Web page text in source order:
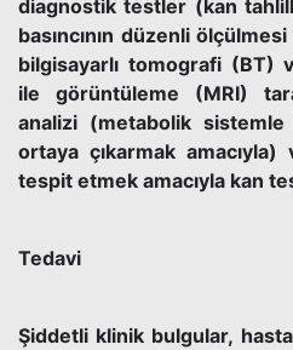
diagnostik testler (kan
basıncının düzenli
bilgisayarlı tomografi (BT)
ile görüntüleme (MRI)
analizi (metabolik sistemle
ortaya çıkarmak
tespit etmek amacıyla kan
Tedavi
Şiddetli klinik bulgular,